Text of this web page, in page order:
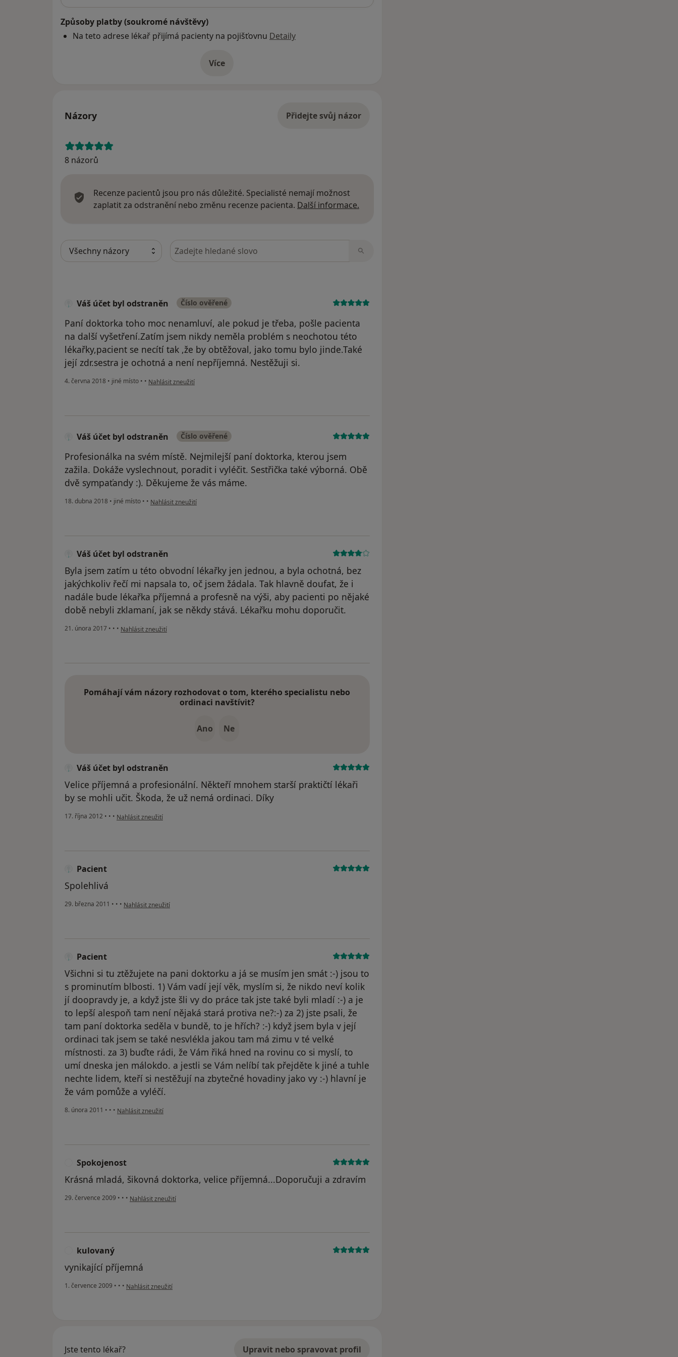
Způsoby platby (soukromé návštěvy)
Na teto adrese lékař přijímá pacienty na pojišťovnu Detaily
Víceo adrese
Názory Přidejte svůj názor
8 názorů
Recenze pacientů jsou pro nás důležité. Specialisté nemají možnost
zaplatit za odstranění nebo změnu recenze pacienta. Další informace.
Hledejte v názorech
Váš účet byl odstraněn Číslo ověřené
Paní doktorka toho moc nenamluví, ale pokud je třeba, pošle pacienta
na další vyšetření.Zatím jsem nikdy neměla problém s neochotou této
lékařky,pacient se necítí tak ,že by obtěžoval, jako tomu bylo jinde.Také
její zdr.sestra je ochotná a není nepříjemná. Nestěžuji si.
4. června 2018 • jiné místo • • podle názoru uživatele Váš účet byl odstraněn
Nahlásit zneužití
Váš účet byl odstraněn Číslo ověřené
Profesionálka na svém místě. Nejmilejší paní doktorka, kterou jsem
zažila. Dokáže vyslechnout, poradit i vyléčit. Sestřička také výborná. Obě
dvě sympaťandy :). Děkujeme že vás máme.
18. dubna 2018 • jiné místo • • podle názoru uživatele Váš účet byl odstraněn
Nahlásit zneužití
Váš účet byl odstraněn
Byla jsem zatím u této obvodní lékařky jen jednou, a byla ochotná, bez
jakýchkoliv řečí mi napsala to, oč jsem žádala. Tak hlavně doufat, že i
nadále bude lékařka příjemná a profesně na výši, aby pacienti po nějaké
době nebyli zklamaní, jak se někdy stává. Lékařku mohu doporučit.
21. února 2017 • • • podle názoru uživatele Váš účet byl odstraněn
Nahlásit zneužití
Pomáhají vám názory rozhodovat o tom, kterého specialistu nebo
ordinaci navštívit?
Ano Ne
Váš účet byl odstraněn
Velice příjemná a profesionální. Někteří mnohem starší praktičtí lékaři
by se mohli učit. Škoda, že už nemá ordinaci. Díky
17. října 2012 • • • podle názoru uživatele Váš účet byl odstraněn
Nahlásit zneužití
Pacient
Spolehlivá
29. března 2011 • • • podle názoru uživatele Pacient
Nahlásit zneužití
Pacient
Všichni si tu ztěžujete na pani doktorku a já se musím jen smát :-) jsou to
s prominutím blbosti. 1) Vám vadí její věk, myslím si, že nikdo neví kolik
jí doopravdy je, a když jste šli vy do práce tak jste také byli mladí :-) a je
to lepší alespoň tam není nějaká stará protiva ne?:-) za 2) jste psali, že
tam paní doktorka seděla v bundě, to je hřích? :-) když jsem byla v její
ordinaci tak jsem se také nesvlékla jakou tam má zimu v té velké
místnosti. za 3) buďte rádi, že Vám řiká hned na rovinu co si myslí, to
umí dneska jen málokdo. a jestli se Vám nelíbí tak přejděte k jiné a tuhle
nechte lidem, kteří si nestěžují na zbytečné hovadiny jako vy :-) hlavní je
že vám pomůže a vyléčí.
8. února 2011 • • • podle názoru uživatele Pacient
Nahlásit zneužití
Spokojenost
Krásná mladá, šikovná doktorka, velice příjemná...Doporučuji a zdravím
29. července 2009 • • • podle názoru uživatele Spokojenost
Nahlásit zneužití
kulovaný
vynikající příjemná
1. července 2009 • • • podle názoru uživatele kulovaný
Nahlásit zneužití
Jste tento lékař? Upravit nebo spravovat profil